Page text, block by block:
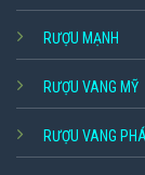
RƯỢU MẠNH
RƯỢU VANG MỸ
RƯỢU VANG